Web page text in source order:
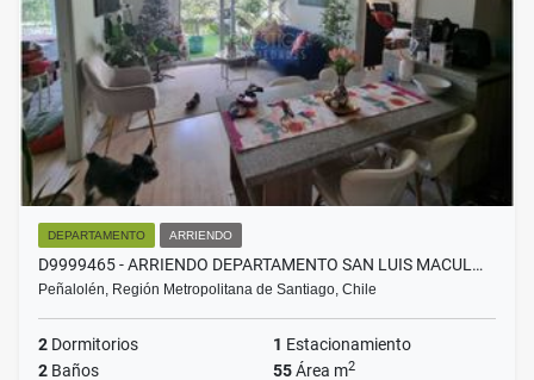
DEPARTAMENTO ARRIENDO
D9999465 - ARRIENDO DEPARTAMENTO SAN LUIS MACUL…
Peñalolén, Región Metropolitana de Santiago, Chile
2 Dormitorios 1 Estacionamiento
2 Baños 55Área m2